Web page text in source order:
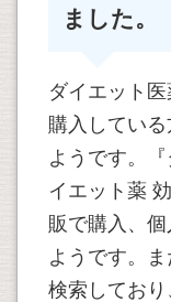
ました。
ダイエット
購入してい
ようです。
イエット薬
販で購入、
ようです。
検索してお